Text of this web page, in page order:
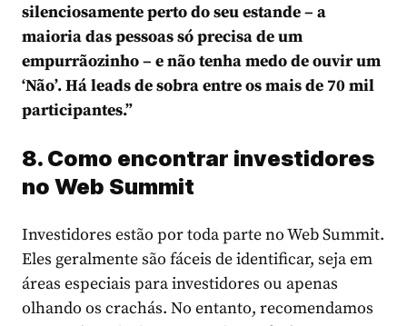
silenciosamente perto do seu estande – a
maioria das pessoas só precisa de um
empurrãozinho – e não tenha medo de ouvir um
‘Não’. Há leads de sobra entre os mais de 70 mil
participantes.”
8. Como encontrar investidores
no Web Summit
Investidores estão por toda parte no Web Summit.
Eles geralmente são fáceis de identificar, seja em
áreas especiais para investidores ou apenas
olhando os crachás. No entanto, recomendamos